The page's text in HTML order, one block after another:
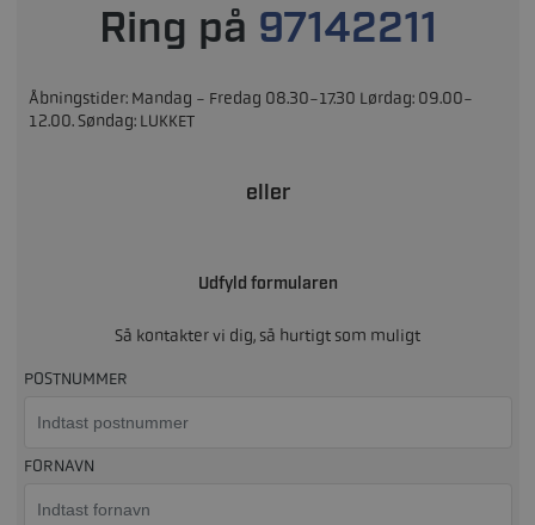
Ring på 97142211
Åbningstider: Mandag - Fredag 08.30-17.30 Lørdag: 09.00-
12.00. Søndag: LUKKET
eller
Udfyld formularen
Så kontakter vi dig, så hurtigt som muligt
POSTNUMMER
FORNAVN